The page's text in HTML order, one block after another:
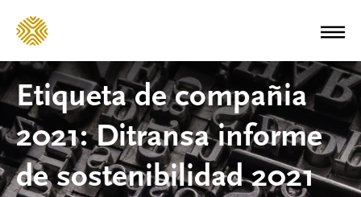
Etiqueta de compañia
2021:Ditransa informe
de sostenibilidad 2021